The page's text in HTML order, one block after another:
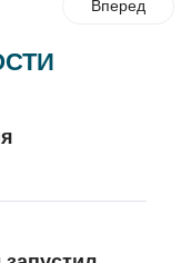
Вперед